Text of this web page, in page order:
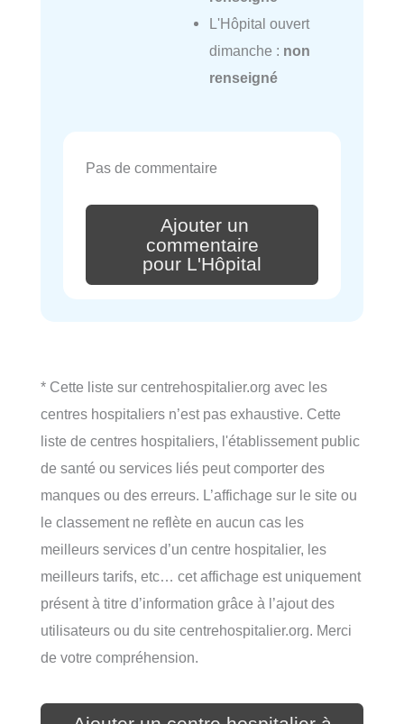
L'Hôpital ouvert
dimanche : non
renseigné
Pas de commentaire
Ajouter un
commentaire
pour L'Hôpital
* Cette liste sur centrehospitalier.org avec les
centres hospitaliers n’est pas exhaustive. Cette
liste de centres hospitaliers, l'établissement public
de santé ou services liés peut comporter des
manques ou des erreurs. L’affichage sur le site ou
le classement ne reflète en aucun cas les
meilleurs services d’un centre hospitalier, les
meilleurs tarifs, etc… cet affichage est uniquement
présent à titre d’information grâce à l’ajout des
utilisateurs ou du site centrehospitalier.org. Merci
de votre compréhension.